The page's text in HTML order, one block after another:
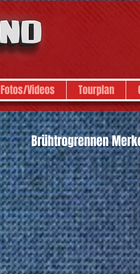
Fotos/Videos Tourplan
Brühtrogrennen